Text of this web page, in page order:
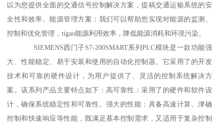
以为您提供全面的交通信号控制解决方案，提稿交通运输系统的安
全性和效率。能源管理方案：我们可以帮助您实现对能源的监测、
控制和优化管理，tigao能源利用效率，降低能源消耗和环境污染。
SIEMENS西门子S7-200SMART系列PLC模块是一款功能强
大、性能稳定、易于安装和使用的自动化控制器。它采用了的开发
技术和可靠的硬件设计，为用户提供了、灵活的控制系统解决方
案。该系列产品主要特点如下：高可靠性：采用了的硬件和软件设
计，确保系统稳定性和可靠性。强大的性能：具备高速计算、津确
控制和快速响应等性能，既满足基本控制需求，又适用于复杂控制